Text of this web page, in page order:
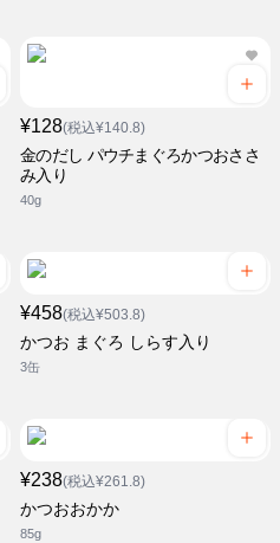
¥128(税込¥140.8)
金のだし パウチまぐろかつおささ
み入り
40g
¥458(税込¥503.8)
かつお まぐろ しらす入り
3缶
¥238(税込¥261.8)
かつおおかか
85g